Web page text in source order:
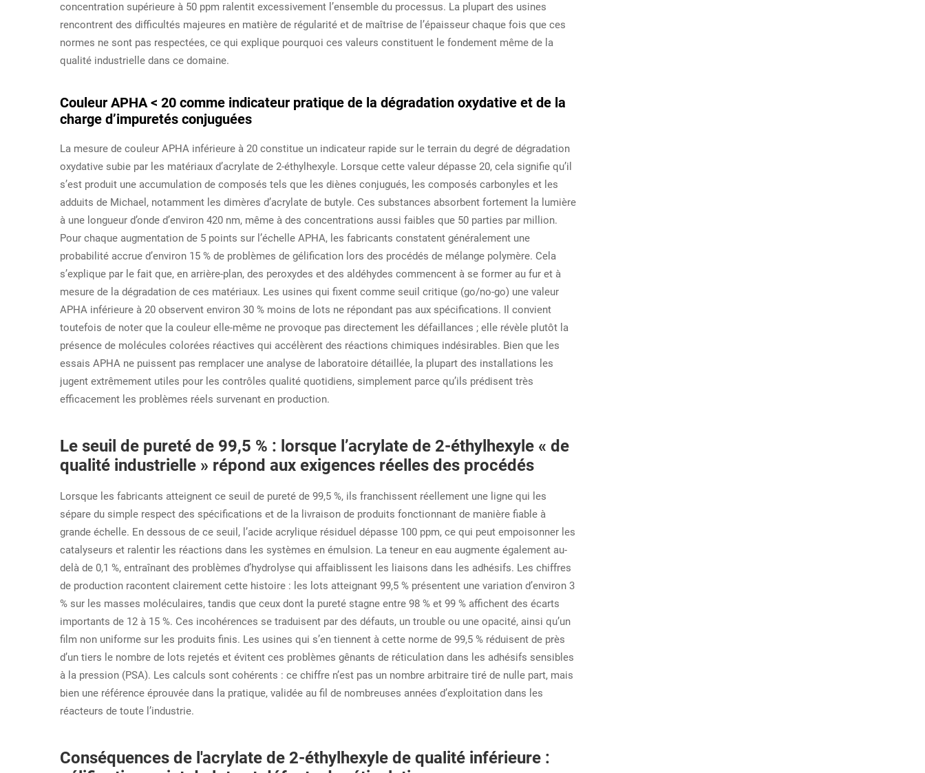
concentration supérieure à 50 ppm ralentit excessivement l’ensemble du processus. La plupart des usines
rencontrent des difficultés majeures en matière de régularité et de maîtrise de l’épaisseur chaque fois que ces
normes ne sont pas respectées, ce qui explique pourquoi ces valeurs constituent le fondement même de la
qualité industrielle dans ce domaine.
Couleur APHA < 20 comme indicateur pratique de la dégradation oxydative et de la
charge d’impuretés conjuguées
La mesure de couleur APHA inférieure à 20 constitue un indicateur rapide sur le terrain du degré de dégradation
oxydative subie par les matériaux d’acrylate de 2-éthylhexyle. Lorsque cette valeur dépasse 20, cela signifie qu’il
s’est produit une accumulation de composés tels que les diènes conjugués, les composés carbonyles et les
adduits de Michael, notamment les dimères d’acrylate de butyle. Ces substances absorbent fortement la lumière
à une longueur d’onde d’environ 420 nm, même à des concentrations aussi faibles que 50 parties par million.
Pour chaque augmentation de 5 points sur l’échelle APHA, les fabricants constatent généralement une
probabilité accrue d’environ 15 % de problèmes de gélification lors des procédés de mélange polymère. Cela
s’explique par le fait que, en arrière-plan, des peroxydes et des aldéhydes commencent à se former au fur et à
mesure de la dégradation de ces matériaux. Les usines qui fixent comme seuil critique (go/no-go) une valeur
APHA inférieure à 20 observent environ 30 % moins de lots ne répondant pas aux spécifications. Il convient
toutefois de noter que la couleur elle-même ne provoque pas directement les défaillances ; elle révèle plutôt la
présence de molécules colorées réactives qui accélèrent des réactions chimiques indésirables. Bien que les
essais APHA ne puissent pas remplacer une analyse de laboratoire détaillée, la plupart des installations les
jugent extrêmement utiles pour les contrôles qualité quotidiens, simplement parce qu’ils prédisent très
efficacement les problèmes réels survenant en production.
Le seuil de pureté de 99,5 % : lorsque l’acrylate de 2-éthylhexyle « de
qualité industrielle » répond aux exigences réelles des procédés
Lorsque les fabricants atteignent ce seuil de pureté de 99,5 %, ils franchissent réellement une ligne qui les
sépare du simple respect des spécifications et de la livraison de produits fonctionnant de manière fiable à
grande échelle. En dessous de ce seuil, l’acide acrylique résiduel dépasse 100 ppm, ce qui peut empoisonner les
catalyseurs et ralentir les réactions dans les systèmes en émulsion. La teneur en eau augmente également au-
delà de 0,1 %, entraînant des problèmes d’hydrolyse qui affaiblissent les liaisons dans les adhésifs. Les chiffres
de production racontent clairement cette histoire : les lots atteignant 99,5 % présentent une variation d’environ 3
% sur les masses moléculaires, tandis que ceux dont la pureté stagne entre 98 % et 99 % affichent des écarts
importants de 12 à 15 %. Ces incohérences se traduisent par des défauts, un trouble ou une opacité, ainsi qu’un
film non uniforme sur les produits finis. Les usines qui s’en tiennent à cette norme de 99,5 % réduisent de près
d’un tiers le nombre de lots rejetés et évitent ces problèmes gênants de réticulation dans les adhésifs sensibles
à la pression (PSA). Les calculs sont cohérents : ce chiffre n’est pas un nombre arbitraire tiré de nulle part, mais
bien une référence éprouvée dans la pratique, validée au fil de nombreuses années d’exploitation dans les
réacteurs de toute l’industrie.
Conséquences de l'acrylate de 2-éthylhexyle de qualité inférieure :